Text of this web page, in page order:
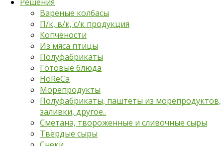
Вареные колбасы
П/к, в/к, с/к продукция
Копчёности
Из мяса птицы
Полуфабрикаты
Готовые блюда
HoReCa
Морепродукты
Полуфабрикаты, паштеты из морепродуктов,
заливки, другое..
Сметана, твороженные и сливочные сыры
Твёрдые сыры